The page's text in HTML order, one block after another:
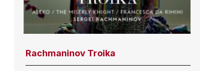
Rachmaninov Troika